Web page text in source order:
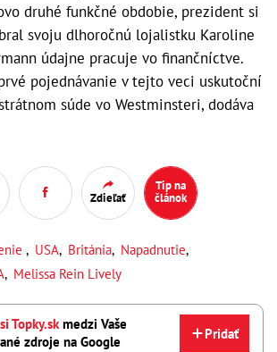
druhé funkčné obdobie, prezident si
svoju dlhoročnú lojalistku Karoline
údajne pracuje vo finančníctve.
pojednávanie v tejto veci uskutoční
súde vo Westminsteri, dodáva
Zdieľať
Tip na
článok
, USA, Británia, Napadnutie,
, Melissa Rein Lively
Topky.skmedzi Vaše
zdroje na Google
Pridať